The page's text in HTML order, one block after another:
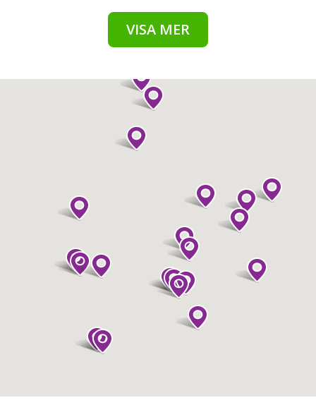
VISA MER